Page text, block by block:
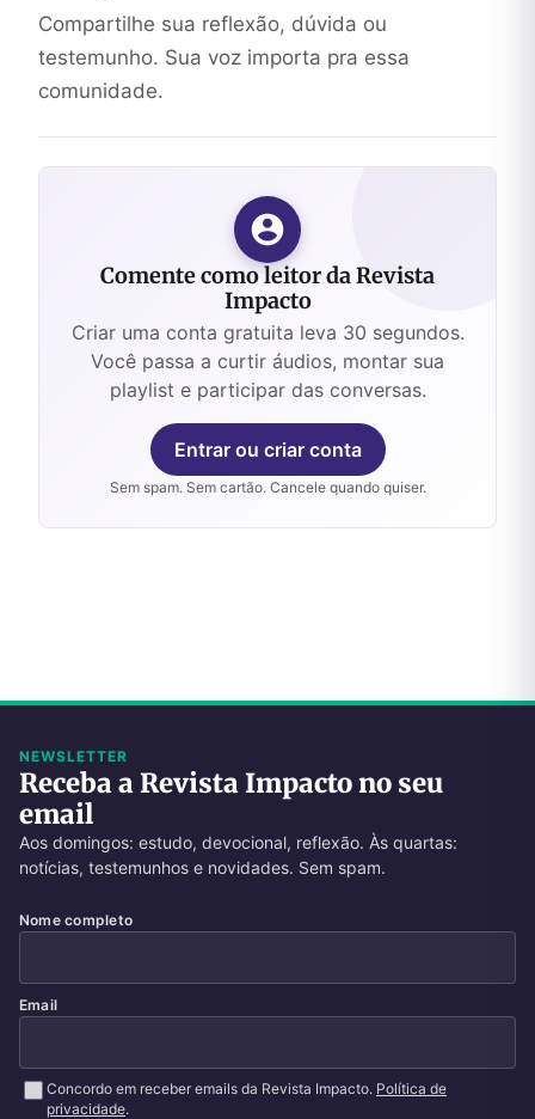
Compartilhe sua reflexão, dúvida ou
testemunho. Sua voz importa pra essa
comunidade.
Comente como leitor da Revista
Impacto
Criar uma conta gratuita leva 30 segundos.
Você passa a curtir áudios, montar sua
playlist e participar das conversas.
Entrar ou criar conta
Sem spam. Sem cartão. Cancele quando quiser.
NEWSLETTER
Receba a Revista Impacto no seu
email
Aos domingos: estudo, devocional, reflexão. Às quartas:
notícias, testemunhos e novidades. Sem spam.
Nome completo
Email
Concordo em receber emails da Revista Impacto. Política de
privacidade.